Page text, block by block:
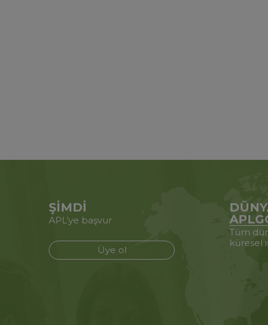
ŞİMDİ
APL’ye başvur
Üye ol
Tüm
küresel